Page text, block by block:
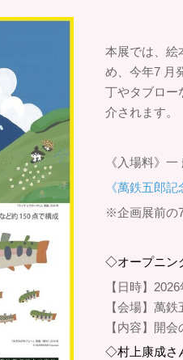
本展では、絵
め、今年7 月
丁やタブロー
介されます。
《入場料》
《萬鉄五郎
※企画展前の
◇オープニン
【日時】
【会場】萬
【内容】開
◇村上康成さ